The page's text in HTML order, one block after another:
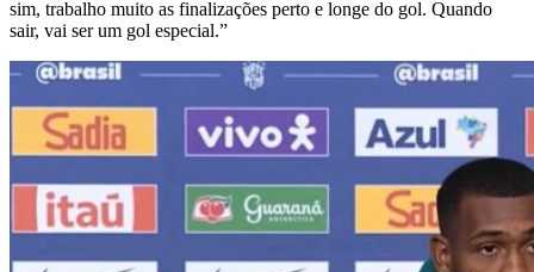
sim, trabalho muito as finalizações perto e longe do gol. Quando
sair, vai ser um gol especial.”